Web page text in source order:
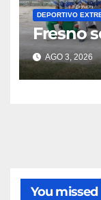
DEPORTIVO
Fresno
AGO 3, 2026
You missed